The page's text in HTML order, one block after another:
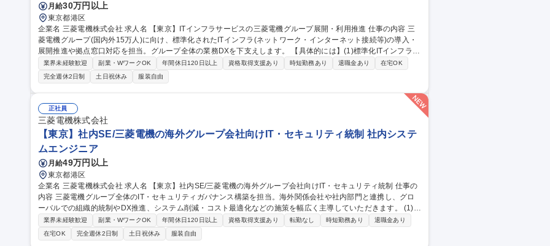
月給30万円以上
東京都港区
企業名 三菱電機株式会社 求人名 【東京】ITインフラサービスの三菱電機グループ展開・利用推進 仕事の内容 三
菱電機グループ(国内外15万人)に向け、標準化されたITインフラ(ネットワーク・インターネット接続等)の導入・
展開推進や拠点窓口対応を担当。グループ全体の業務DXを下支えします。 【具体的には】(1)標準化ITインフラの
展開推進・一部運用：各拠点・国内外関係会社への導入推進、運用保守(2)各拠点・関係会社のIT窓口業務：課題
やニーズを把握し最適な対応へ連携【対象システム】ネットワークインフラ(イントラネット、Wi-Fi、クラウド接
続等)、インターネット接続(メール、Proxy、DNS、モバイル接続等)★実務構築は他組織が担うため導入推進・調
整に専念していただきます。 募集職種 【東京】ITインフラサービスの三菱電機グループ展開・利用推進
業界未経験歓迎 副業・WワークOK 年間休日120日以上 資格取得支援あり 時短勤務あり 退職金あり
在宅OK
完全週休2日制
土日祝休み 服装自由
正社員
三菱電機株式会社
【東京】社内SE/三菱電機の海外グループ会社向けIT・セキュリティ統制 社内システ
ムエンジニア
月給49万円以上
東京都港区
企業名 三菱電機株式会社 求人名 【東京】社内SE/三菱電機の海外グループ会社向けIT・セキュリティ統制 仕事の
内容 三菱電機グループ全体のIT・セキュリティガバナンス構築を担当。海外関係会社や社内部門と連携し、グロ
ーバルでの組織的統制やDX推進、システム削減・コスト最適化などの施策を幅広く主導していただきます。 (1)グ
ループ（主に海外）内へのガバナンス体制周知・定着化（週2回以上の海外拠点との定例会議開催等）(2)社内関係
部門との調整および年度計画の策定(3)システム数削減・コスト削減等、ガバナンス強化に向けた具体施策の推進
【働き方・魅力】リモートワーク活用可。グローバル規模でのグループ最適化を推進するダイナミズムとやりが
業界未経験歓迎 副業・WワークOK 年間休日120日以上 資格取得支援あり 転勤なし 時短勤務あり
退職金あり
在宅OK
完全週休2日制 土日祝休み 服装自由